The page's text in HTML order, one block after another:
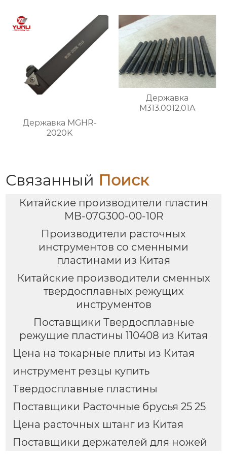
Державка MGHR-
2020K
Державка
M313.0012.01A
Связанный Поиск
Китайские производители пластин
MB-07G300-00-10R
Производители расточных
инструментов со сменными
пластинами из Китая
Китайские производители сменных
твердосплавных режущих
инструментов
Поставщики Твердосплавные
режущие пластины 110408 из Китая
Цена на токарные плиты из Китая
инструмент резцы купить
Твердосплавные пластины
Поставщики Расточные брусья 25 25
Цена расточных штанг из Китая
Поставщики держателей для ножей